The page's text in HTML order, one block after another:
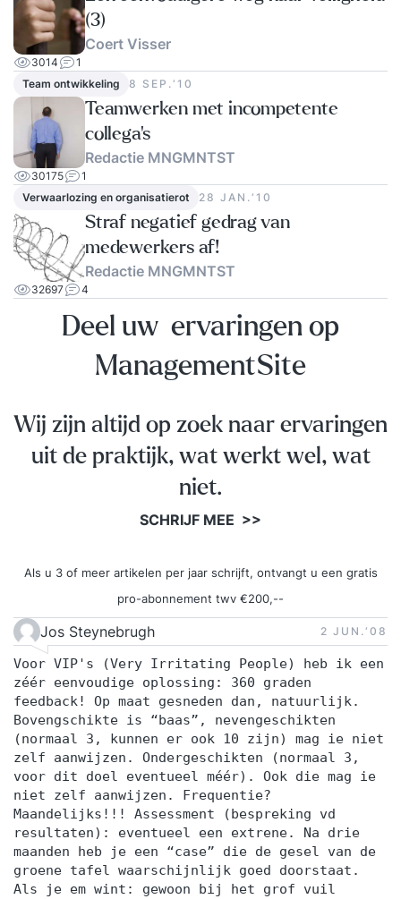
(3)
Coert Visser
3014
1
Team ontwikkeling
8 SEP.‘10
Teamwerken met incompetente
collega’s
Redactie MNGMNTST
30175
1
Verwaarlozing en organisatierot
28 JAN.‘10
Straf negatief gedrag van
medewerkers af!
Redactie MNGMNTST
32697 4
Deel uw ervaringen op
ManagementSite
Wij zijn altijd op zoek naar ervaringen
uit de praktijk, wat werkt wel, wat
niet.
SCHRIJF MEE >>
Als u 3 of meer artikelen per jaar schrijft, ontvangt u een gratis
pro-abonnement twv €200,--
Jos Steynebrugh 2 JUN.‘08
Voor VIP's (Very Irritating People) heb ik een
zéér eenvoudige oplossing: 360 graden
feedback! Op maat gesneden dan, natuurlijk.
Bovengschikte is “baas”, nevengeschikten
(normaal 3, kunnen er ook 10 zijn) mag ie niet
zelf aanwijzen. Ondergeschikten (normaal 3,
voor dit doel eventueel méér). Ook die mag ie
niet zelf aanwijzen. Frequentie?
Maandelijks!!! Assessment (bespreking vd
resultaten): eventueel een extrene. Na drie
maanden heb je een “case” die de gesel van de
groene tafel waarschijnlijk goed doorstaat.
Als je em wint: gewoon bij het grof vuil